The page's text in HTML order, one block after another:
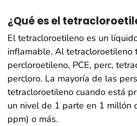
¿Qué es el
El tetracloroetileno es un
inflamable. Al tetracloroetileno
percloroetileno, PCE, perc,
percloro. La mayoría de las
tetracloroetileno cuando está
un nivel de 1 parte en 1 millón
ppm) o más.